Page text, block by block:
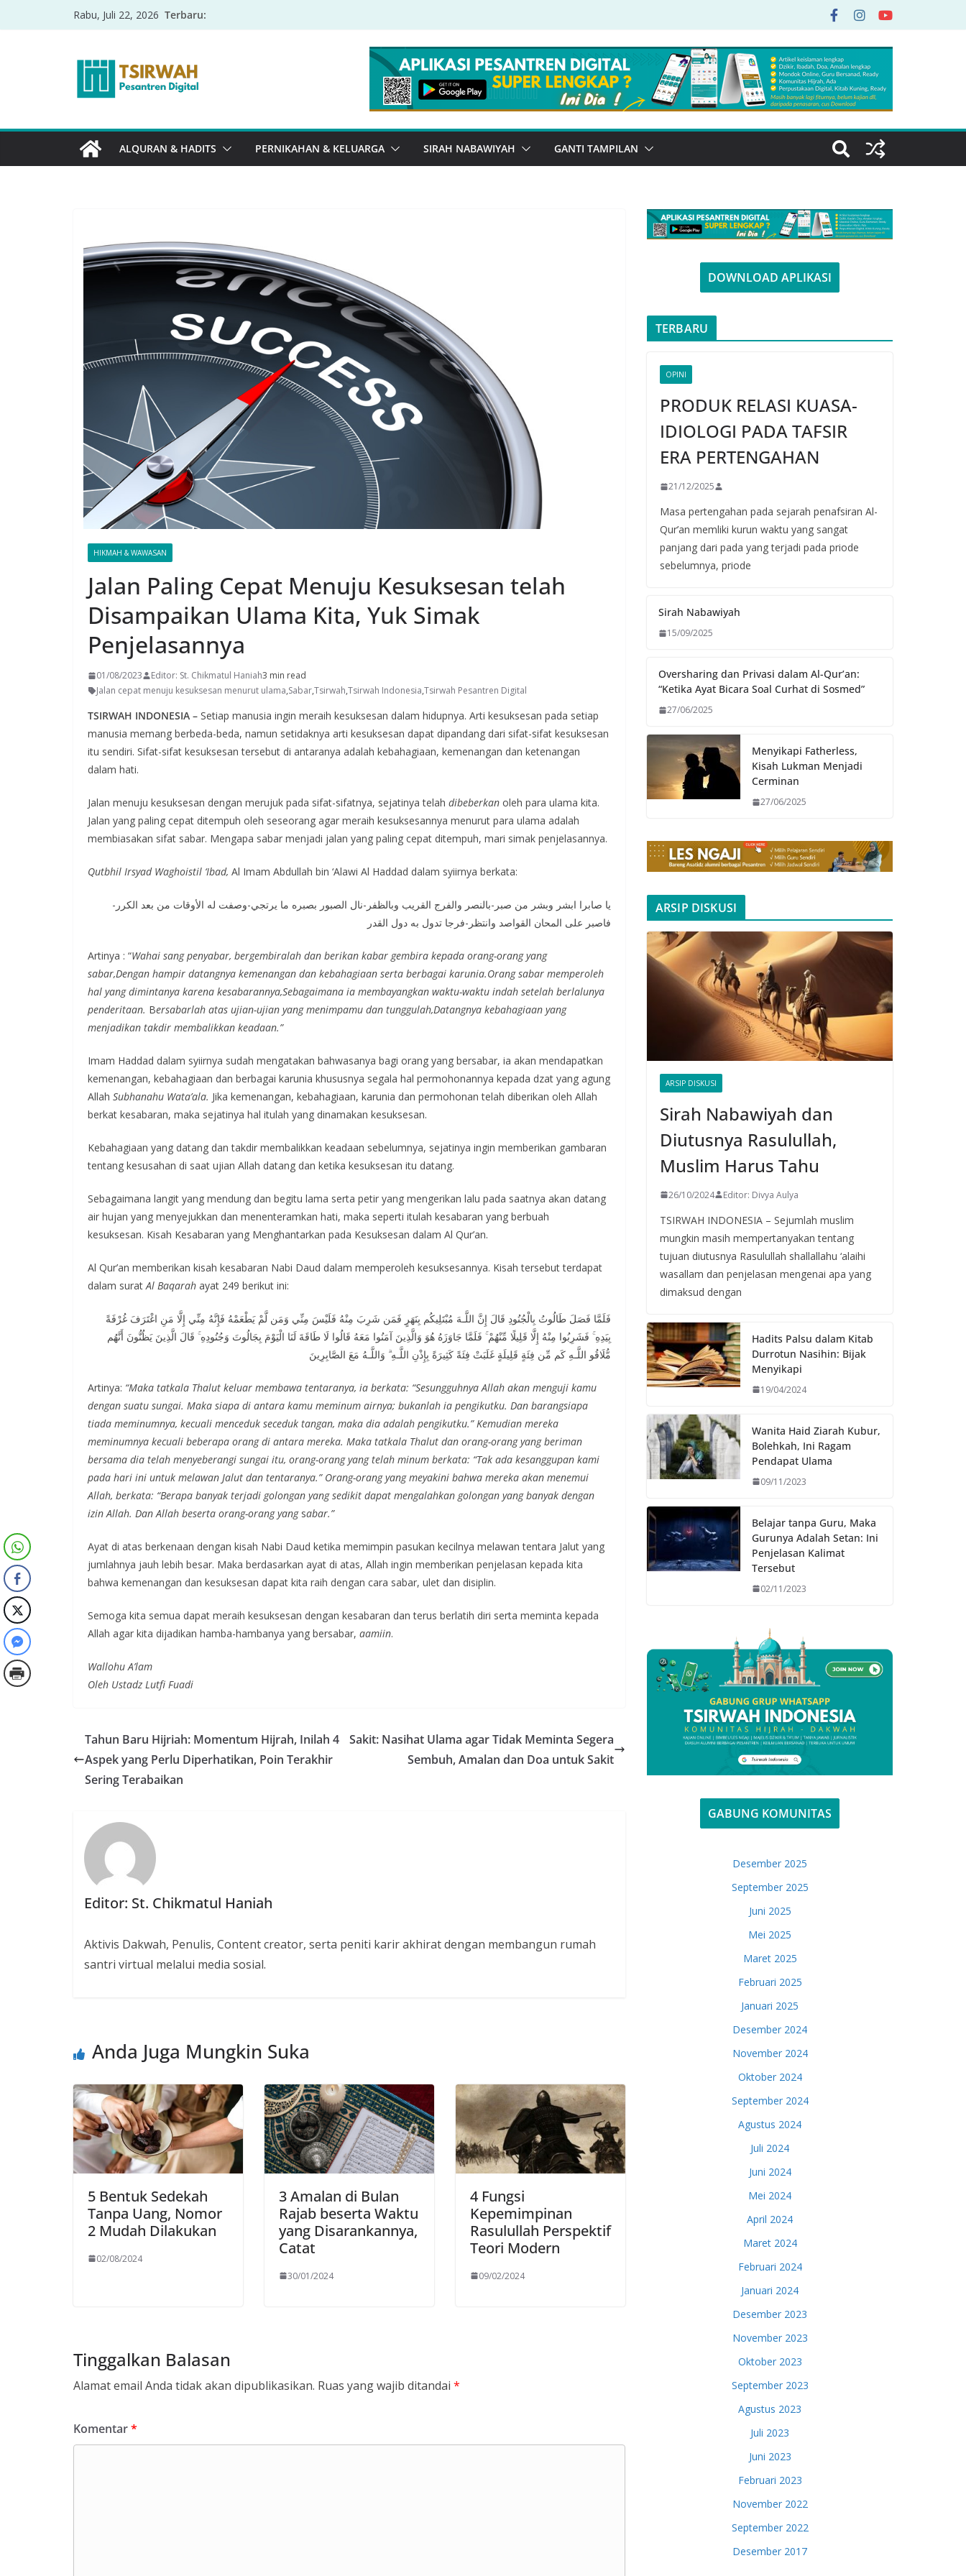
Rabu, Juli 22, 2026 Terbaru:
ALQURAN & HADITS PERNIKAHAN & KELUARGA SIRAH NABAWIYAH GANTI TAMPILAN
HIKMAH & WAWASAN
Jalan Paling Cepat Menuju Kesuksesan telah
Disampaikan Ulama Kita, Yuk Simak
Penjelasannya
01/08/2023 Editor: St. Chikmatul Haniah3 min read
Jalan cepat menuju kesuksesan menurut ulama,Sabar,Tsirwah,Tsirwah Indonesia,Tsirwah Pesantren Digital
TSIRWAH INDONESIA – Setiap manusia ingin meraih kesuksesan dalam hidupnya. Arti kesuksesan pada setiap
manusia memang berbeda-beda, namun setidaknya arti kesuksesan dapat dipandang dari sifat-sifat kesuksesan
itu sendiri. Sifat-sifat kesuksesan tersebut di antaranya adalah kebahagiaan, kemenangan dan ketenangan
dalam hati.
Jalan menuju kesuksesan dengan merujuk pada sifat-sifatnya, sejatinya telah dibeberkan oleh para ulama kita.
Jalan yang paling cepat ditempuh oleh seseorang agar meraih kesuksesannya menurut para ulama adalah
membiasakan sifat sabar. Mengapa sabar menjadi jalan yang paling cepat ditempuh, mari simak penjelasannya.
Qutbhil Irsyad Waghoistil ‘Ibad, Al Imam Abdullah bin ‘Alawi Al Haddad dalam syiirnya berkata:
يا صابرا ابشر وبشر من صبر-بالنصر والفرج القريب وبالظفر-نال الصبور بصبره ما يرتجي-وصفت له الأوقات من بعد الكرر-
فاصبر على المحان القواصد وانتظر-فرجا تدول به دول القدر
Artinya : “Wahai sang penyabar, bergembiralah dan berikan kabar gembira kepada orang-orang yang
sabar,Dengan hampir datangnya kemenangan dan kebahagiaan serta berbagai karunia.Orang sabar memperoleh
hal yang dimintanya karena kesabarannya,Sebagaimana ia membayangkan waktu-waktu indah setelah berlalunya
penderitaan. Bersabarlah atas ujian-ujian yang menimpamu dan tunggulah,Datangnya kebahagiaan yang
menjadikan takdir membalikkan keadaan.”
Imam Haddad dalam syiirnya sudah mengatakan bahwasanya bagi orang yang bersabar, ia akan mendapatkan
kemenangan, kebahagiaan dan berbagai karunia khususnya segala hal permohonannya kepada dzat yang agung
Allah Subhanahu Wata’ala. Jika kemenangan, kebahagiaan, karunia dan permohonan telah diberikan oleh Allah
berkat kesabaran, maka sejatinya hal itulah yang dinamakan kesuksesan.
Kebahagiaan yang datang dan takdir membalikkan keadaan sebelumnya, sejatinya ingin memberikan gambaran
tentang kesusahan di saat ujian Allah datang dan ketika kesuksesan itu datang.
Sebagaimana langit yang mendung dan begitu lama serta petir yang mengerikan lalu pada saatnya akan datang
air hujan yang menyejukkan dan menenteramkan hati, maka seperti itulah kesabaran yang berbuah
kesuksesan. Kisah Kesabaran yang Menghantarkan pada Kesuksesan dalam Al Qur’an.
Al Qur’an memberikan kisah kesabaran Nabi Daud dalam memperoleh kesuksesannya. Kisah tersebut terdapat
dalam suratAl Baqarah ayat 249 berikut ini:
فَلَمَّا فَصَلَ طَالُوتُ بِالْجُنُودِ قَالَ إِنَّ اللَّـهَ مُبْتَلِيكُم بِنَهَرٍ فَمَن شَرِبَ مِنْهُ فَلَيْسَ مِنِّي وَمَن لَّمْ يَطْعَمْهُ فَإِنَّهُ مِنِّي إِلَّا مَنِ اغْتَرَفَ غُرْفَةً
بِيَدِهِ ۚ فَشَرِبُوا مِنْهُ إِلَّا قَلِيلًا مِّنْهُمْ ۚ فَلَمَّا جَاوَزَهُ هُوَ وَالَّذِينَ آمَنُوا مَعَهُ قَالُوا لَا طَاقَةَ لَنَا الْيَوْمَ بِجَالُوتَ وَجُنُودِهِ ۚ قَالَ الَّذِينَ يَظُنُّونَ أَنَّهُم
مُّلَاقُو اللَّـهِ كَم مِّن فِئَةٍ قَلِيلَةٍ غَلَبَتْ فِئَةً كَثِيرَةً بِإِذْنِ اللَّـهِ ۗ وَاللَّـهُ مَعَ الصَّابِرِينَ
Artinya: “Maka tatkala Thalut keluar membawa tentaranya, ia berkata: “Sesungguhnya Allah akan menguji kamu
dengan suatu sungai. Maka siapa di antara kamu meminum airnya; bukanlah ia pengikutku. Dan barangsiapa
tiada meminumnya, kecuali menceduk seceduk tangan, maka dia adalah pengikutku.” Kemudian mereka
meminumnya kecuali beberapa orang di antara mereka. Maka tatkala Thalut dan orang-orang yang beriman
bersama dia telah menyeberangi sungai itu, orang-orang yang telah minum berkata: “Tak ada kesanggupan kami
pada hari ini untuk melawan Jalut dan tentaranya.” Orang-orang yang meyakini bahwa mereka akan menemui
Allah, berkata: “Berapa banyak terjadi golongan yang sedikit dapat mengalahkan golongan yang banyak dengan
izin Allah. Dan Allah beserta orang-orang yangsabar.”
Ayat di atas berkenaan dengan kisah Nabi Daud ketika memimpin pasukan kecilnya melawan tentara Jalut yang
jumlahnya jauh lebih besar. Maka berdasarkan ayat di atas, Allah ingin memberikan penjelasan kepada kita
bahwa kemenangan dan kesuksesan dapat kita raih dengan cara sabar, ulet dan disiplin.
Semoga kita semua dapat meraih kesuksesan dengan kesabaran dan terus berlatih diri serta meminta kepada
Allah agar kita dijadikan hamba-hambanya yang bersabar, aamiin.
Wallohu A’lam
Oleh Ustadz Lutfi Fuadi
Tahun Baru Hijriah: Momentum Hijrah, Inilah 4
Aspek yang Perlu Diperhatikan, Poin Terakhir
Sering Terabaikan
Sakit: Nasihat Ulama agar Tidak Meminta Segera
Sembuh, Amalan dan Doa untuk Sakit
Editor: St. Chikmatul Haniah
Aktivis Dakwah, Penulis, Content creator, serta peniti karir akhirat dengan membangun rumah
santri virtual melalui media sosial.
Anda Juga Mungkin Suka
5 Bentuk Sedekah
Tanpa Uang, Nomor
2 Mudah Dilakukan
02/08/2024
3 Amalan di Bulan
Rajab beserta Waktu
yang Disarankannya,
Catat
30/01/2024
4 Fungsi
Kepemimpinan
Rasulullah Perspektif
Teori Modern
09/02/2024
Tinggalkan Balasan
Alamat email Anda tidak akan dipublikasikan. Ruas yang wajib ditandai *
Komentar*
DOWNLOAD APLIKASI
TERBARU
OPINI
PRODUK RELASI KUASA-
IDIOLOGI PADA TAFSIR
ERA PERTENGAHAN
21/12/2025
Masa pertengahan pada sejarah penafsiran Al-
Qur’an memliki kurun waktu yang sangat
panjang dari pada yang terjadi pada priode
sebelumnya, priode
Sirah Nabawiyah
15/09/2025
Oversharing dan Privasi dalam Al-Qur’an:
“Ketika Ayat Bicara Soal Curhat di Sosmed”
27/06/2025
Menyikapi Fatherless,
Kisah Lukman Menjadi
Cerminan
27/06/2025
ARSIP DISKUSI
ARSIP DISKUSI
Sirah Nabawiyah dan
Diutusnya Rasulullah,
Muslim Harus Tahu
26/10/2024 Editor: Divya Aulya
TSIRWAH INDONESIA – Sejumlah muslim
mungkin masih mempertanyakan tentang
tujuan diutusnya Rasulullah shallallahu ‘alaihi
wasallam dan penjelasan mengenai apa yang
dimaksud dengan
Hadits Palsu dalam Kitab
Durrotun Nasihin: Bijak
Menyikapi
19/04/2024
Wanita Haid Ziarah Kubur,
Bolehkah, Ini Ragam
Pendapat Ulama
09/11/2023
Belajar tanpa Guru, Maka
Gurunya Adalah Setan: Ini
Penjelasan Kalimat
Tersebut
02/11/2023
GABUNG KOMUNITAS
Desember 2025
September 2025
Juni 2025
Mei 2025
Maret 2025
Februari 2025
Januari 2025
Desember 2024
November 2024
Oktober 2024
September 2024
Agustus 2024
Juli 2024
Juni 2024
Mei 2024
April 2024
Maret 2024
Februari 2024
Januari 2024
Desember 2023
November 2023
Oktober 2023
September 2023
Agustus 2023
Juli 2023
Juni 2023
Februari 2023
November 2022
September 2022
Desember 2017